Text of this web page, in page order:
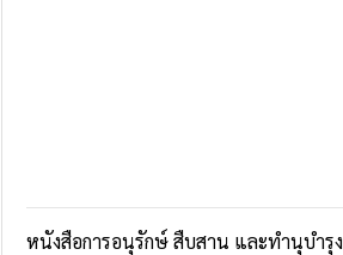
หนังสือการอนุรักษ์ สืบสาน และทำนุบำรุง